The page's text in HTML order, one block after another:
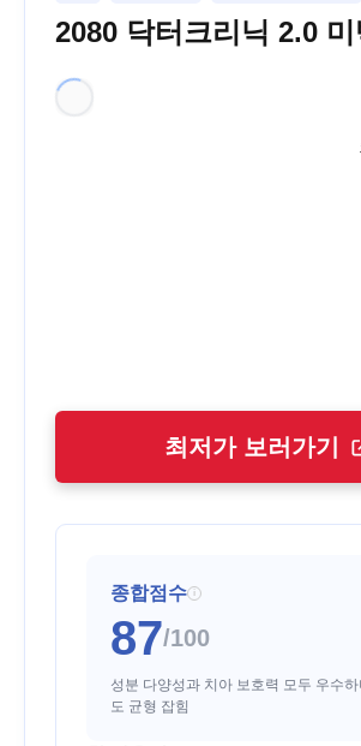
2080 닥터크리닉 2.0
최저가 보러가기
종합점수 i
87/100
성분 다양성과 치아 보호력 모두 우수
도 균형 잡힘